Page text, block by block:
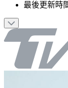
發佈時間：